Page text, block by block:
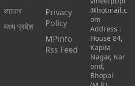
व्यापार
मध्य प्रदेश
Privacy
Policy
MPinfo
Rss Feed
@hotmail.c
om
Address :
House 84,
Kapila
Nagar, Kar
ond,
Bhopal